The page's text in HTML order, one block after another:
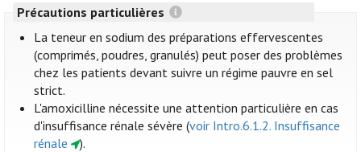
Précautions particulières
La teneur en sodium des préparations effervescentes
(comprimés, poudres, granulés) peut poser des problèmes
chez les patients devant suivre un régime pauvre en sel
strict.
L'amoxicilline nécessite une attention particulière en cas
d'insuffisance rénale sévère (voir Intro.6.1.2. Insuffisance
rénale
).